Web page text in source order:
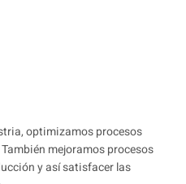
optimizamos procesos
mejoramos procesos
y así satisfacer las